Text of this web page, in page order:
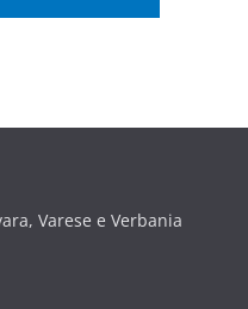
Varese e Verbania